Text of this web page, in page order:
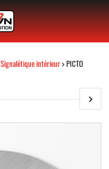
Signalétique intérieur> PICTO